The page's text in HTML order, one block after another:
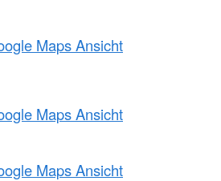
Maps Ansicht
Maps Ansicht
Maps Ansicht